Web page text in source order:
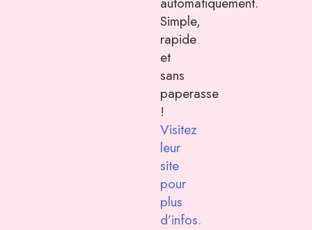
Simple,
rapide
et
sans
paperasse
!
Visitez
leur
site
pour
plus
d’infos.